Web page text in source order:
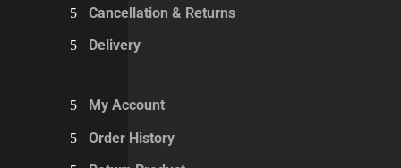
Cancellation & Returns
Delivery
My Account
Order History